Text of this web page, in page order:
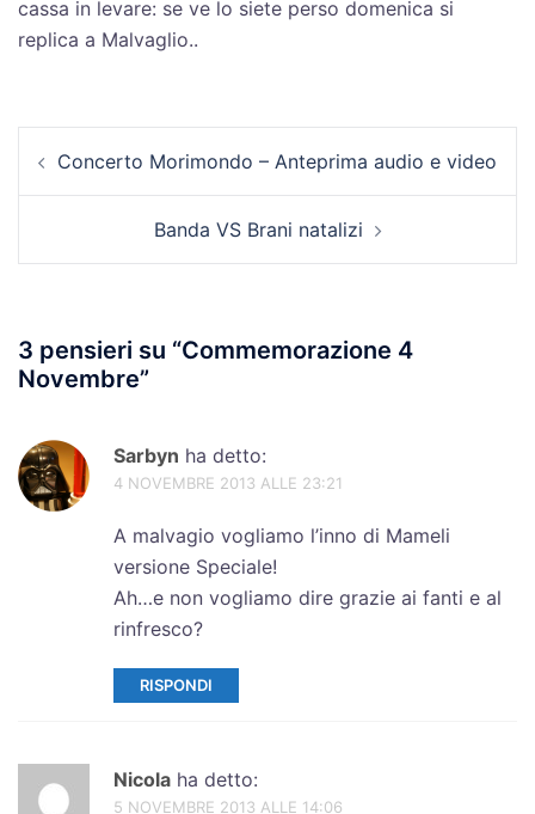
cassa in levare: se ve lo siete perso domenica si
replica a Malvaglio..
articolo
Concerto Morimondo – Anteprima audio e video
Banda VS Brani natalizi
3 pensieri su “Commemorazione 4
Novembre”
Sarbyn ha detto:
4 NOVEMBRE 2013 ALLE 23:21
A malvagio vogliamo l’inno di Mameli
versione Speciale!
Ah…e non vogliamo dire grazie ai fanti e al
rinfresco?
RISPONDI
Nicola ha detto:
5 NOVEMBRE 2013 ALLE 14:06